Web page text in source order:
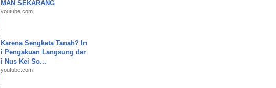
MAN SEKARANG
youtube.com
Karena Sengketa Tanah? In
i Pengakuan Langsung dar
i Nus Kei So...
youtube.com